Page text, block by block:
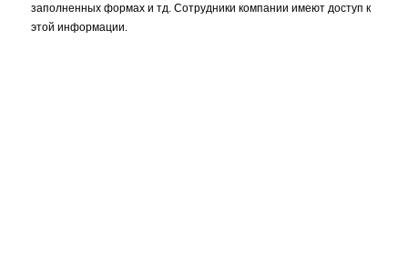
заполненных формах и тд. Сотрудники компании имеют доступ к
этой информации.